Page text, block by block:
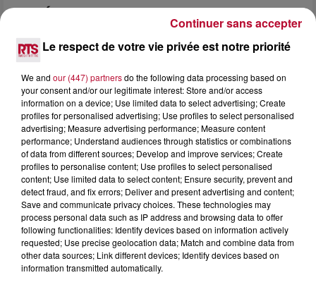
3 août 2026
NOS IDÉES DE SORTIES POUR CETTE SEMAINE
Le respect de votre vie privée est notre priorité
We and our (447) partnersdo the following data processing based on
your consent and/or our legitimate interest: Store and/or access
information on a device; Use limited data to select advertising; Create
profiles for personalised advertising; Use profiles to select personalised
advertising; Measure advertising performance; Measure content
performance; Understand audiences through statistics or combinations
of data from different sources; Develop and improve services; Create
profiles to personalise content; Use profiles to select personalised
content; Use limited data to select content; Ensure security, prevent and
detect fraud, and fix errors; Deliver and present advertising and content;
Save and communicate privacy choices. These technologies may
process personal data such as IP address and browsing data to offer
following functionalities: Identify devices based on information actively
requested; Use precise geolocation data; Match and combine data from
other data sources; Link different devices; Identify devices based on
information transmitted automatically.
Continuer sans accepter